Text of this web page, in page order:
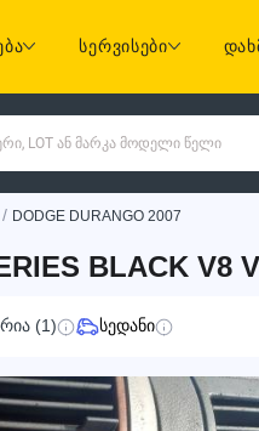
სერვისები
LOT ან მარკა მოდელი წელი
/ DODGE DURANGO 2007
BLACK V8
(1) სედანი